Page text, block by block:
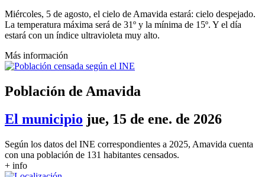
Miércoles, 5 de agosto, el cielo de Amavida estará: cielo despejado.
La temperatura máxima será de 31º y la mínima de 15º. Y el día
estará con un índice ultravioleta muy alto.
Más información
Población de Amavida
El municipio jue, 15 de ene. de 2026
Según los datos del INE correspondientes a 2025, Amavida cuenta
con una población de 131 habitantes censados.
+ info